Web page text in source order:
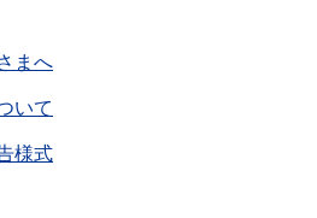
まへ
いて
様式